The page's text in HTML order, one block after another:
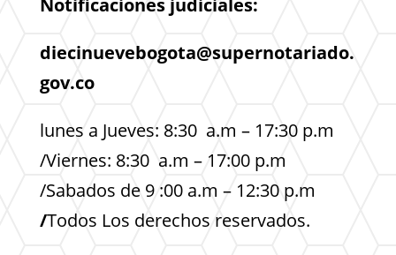
diecinuevebogota@supernotariado.
gov.co
lunes a Jueves: 8:30 a.m – 17:30 p.m
/Viernes: 8:30 a.m – 17:00 p.m
/Sabados de 9 :00 a.m – 12:30 p.m
/Todos Los derechos reservados.